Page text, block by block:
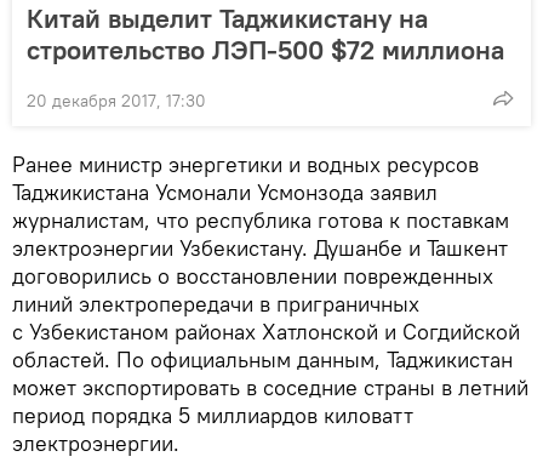
Китай выделит Таджикистану на
строительство ЛЭП-500 $72 миллиона
20 декабря 2017, 17:30
Ранее министр энергетики и водных ресурсов
Таджикистана Усмонали Усмонзода заявил
журналистам, что республика готова к поставкам
электроэнергии Узбекистану. Душанбе и Ташкент
договорились о восстановлении поврежденных
линий электропередачи в приграничных
с Узбекистаном районах Хатлонской и Согдийской
областей. По официальным данным, Таджикистан
может экспортировать в соседние страны в летний
период порядка 5 миллиардов киловатт
электроэнергии.